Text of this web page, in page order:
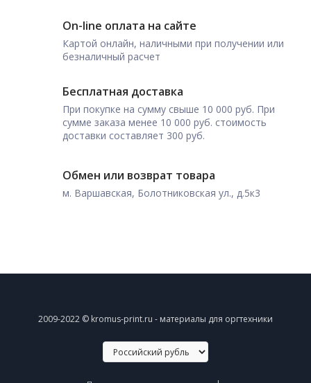
On-line оплата на сайте
Картой онлайн, наличными при получении или
безналичный расчет
Бесплатная доставка
При покупке на сумму свыше 10 000 руб. При
сумме заказа менее 10 000 руб. стоимость
доставки составляет 300 руб.
Обмен или возврат товара
м. Варшавская, Болотниковская ул., д.5к3
2009-2022 © kromus-print.ru - материалы для оргтехники